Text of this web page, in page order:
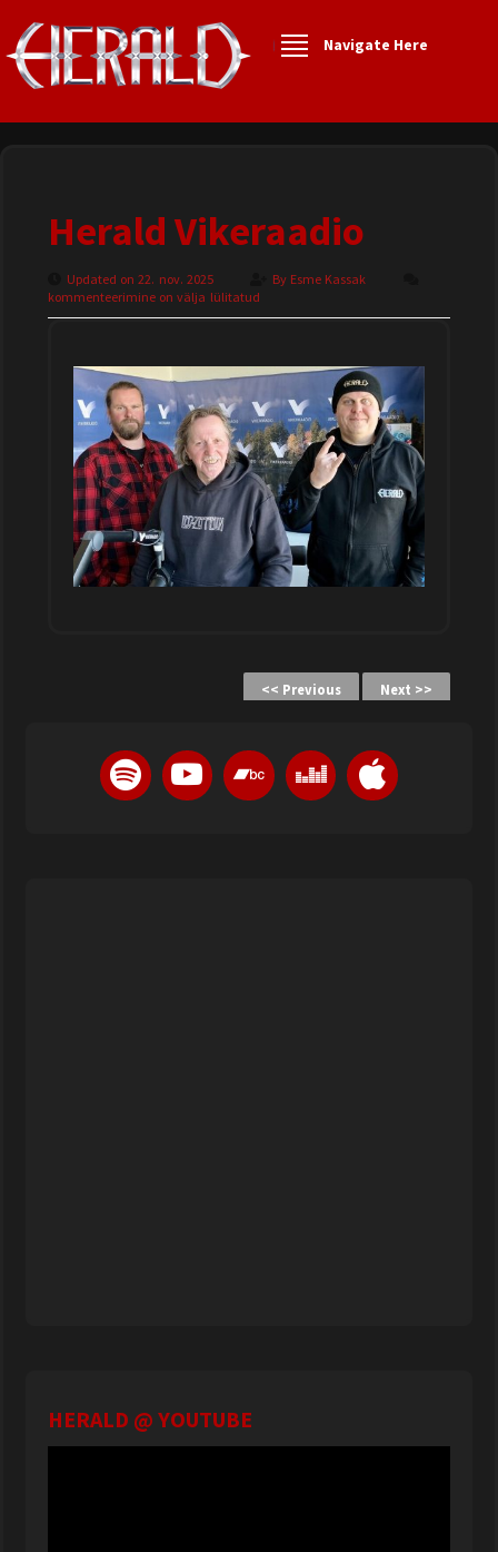
Navigate Here
Herald Vikeraadio
Updated on 22. nov. 2025 By Esme Kassak
kommenteerimine on välja lülitatud
<< Previous Next >>
HERALD @ YOUTUBE